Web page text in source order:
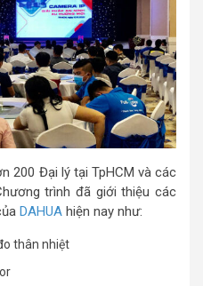
200 Đại lý tại TpHCM và các
trình đã giới thiệu các
DAHUA hiện nay như:
thân nhiệt